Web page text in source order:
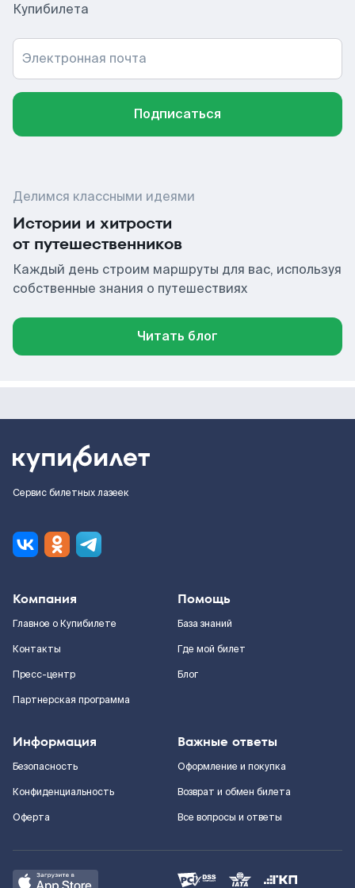
Купибилета
Электронная почта
Подписаться
Делимся классными идеями
Истории и хитрости
от путешественников
Каждый день строим маршруты для вас, используя
собственные знания о путешествиях
Читать блог
Сервис билетных лазеек
Компания
Главное о Купибилете
Контакты
Пресс-центр
Партнерская программа
Помощь
База знаний
Где мой билет
Блог
Информация
Безопасность
Конфиденциальность
Оферта
Важные ответы
Оформление и покупка
Возврат и обмен билета
Все вопросы и ответы